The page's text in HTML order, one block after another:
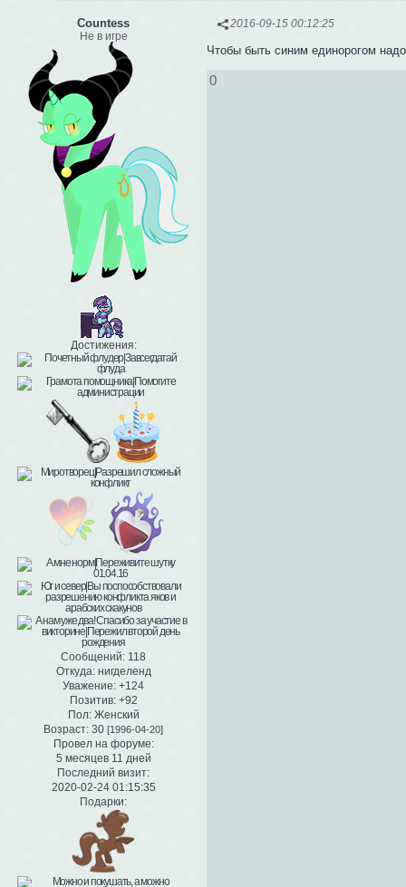
2016-09-15 00:12:25
Сountess
Не в игре
Достижения:
Сообщений: 118
Откуда:нигделенд
Уважение: +124
Позитив: +92
Пол:Женский
Возраст: 30 [1996-04-20]
Провел на форуме:
5 месяцев 11 дней
Последний визит:
2020-02-24 01:15:35
Подарки:
Чтобы быть синим единорогом
0